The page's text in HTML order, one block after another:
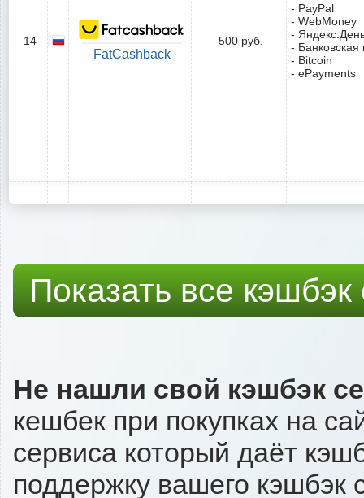
14
FatCashback
500 руб.
- PayPal
- WebMoney
-
- Банковская
- Bitcoin
- ePayments
Показать все
Не нашли свой кэшбэк
кешбек при покупках на
сервиса который даёт
поддержку вашего кэшбэк